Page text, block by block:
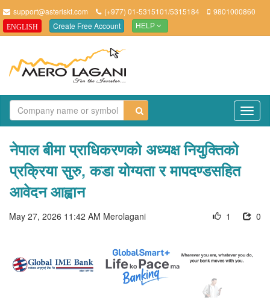
support@asteriskt.com (+977) 01-5315101/5315184 9801000860
ENGLISH Create Free Account HELP
नेपाल बीमा प्राधिकरणको अध्यक्ष नियुक्तिको
प्रक्रिया सुरु, कडा योग्यता र मापदण्डसहित
आवेदन आह्वान
May 27, 2026 11:42 AM Merolagani 0
1